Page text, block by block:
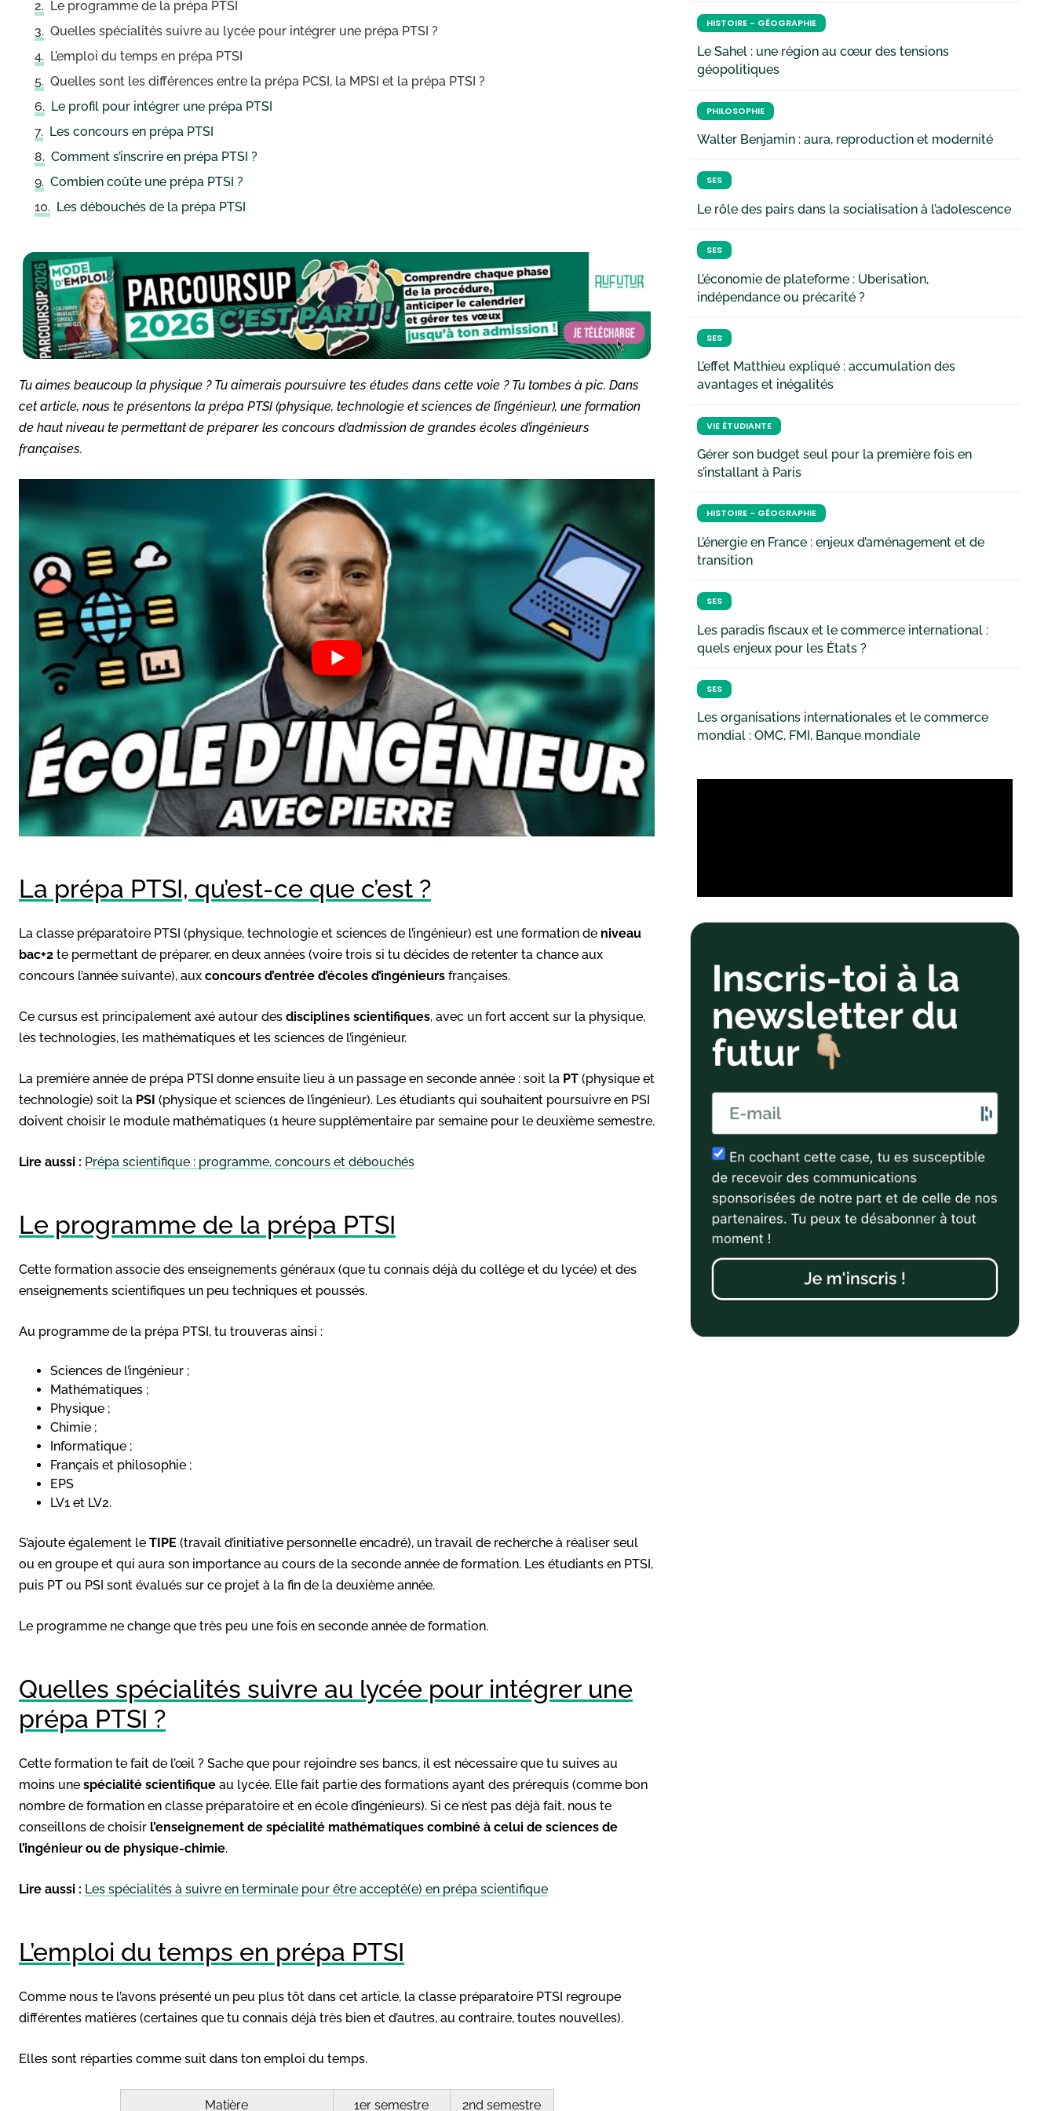
Le programme de la prépa PTSI
Quelles spécialités suivre au lycée pour intégrer une prépa PTSI ?
L’emploi du temps en prépa PTSI
Quelles sont les différences entre la prépa PCSI, la MPSI et la prépa PTSI ?
Le profil pour intégrer une prépa PTSI
Les concours en prépa PTSI
Comment s’inscrire en prépa PTSI ?
Combien coûte une prépa PTSI ?
Les débouchés de la prépa PTSI
Tu aimes beaucoup la physique ? Tu aimerais poursuivre tes études dans cette voie ? Tu tombes à pic. Dans
cet article, nous te présentons la prépa PTSI (physique, technologie et sciences de l’ingénieur), une formation
de haut niveau te permettant de préparer les concours d’admission de grandes écoles d’ingénieurs
françaises.
La prépa PTSI, qu’est-ce que c’est ?
La classe préparatoire PTSI (physique, technologie et sciences de l’ingénieur) est une formation de niveau
bac+2 te permettant de préparer, en deux années (voire trois si tu décides de retenter ta chance aux
concours l’année suivante), aux concours d’entrée d’écoles d’ingénieurs françaises.
Ce cursus est principalement axé autour des disciplines scientifiques, avec un fort accent sur la physique,
les technologies, les mathématiques et les sciences de l’ingénieur.
La première année de prépa PTSI donne ensuite lieu à un passage en seconde année : soit la PT (physique et
technologie) soit la PSI (physique et sciences de l’ingénieur). Les étudiants qui souhaitent poursuivre en PSI
doivent choisir le module mathématiques (1 heure supplémentaire par semaine pour le deuxième semestre.
Lire aussi : Prépa scientifique : programme, concours et débouchés
Le programme de la prépa PTSI
Cette formation associe des enseignements généraux (que tu connais déjà du collège et du lycée) et des
enseignements scientifiques un peu techniques et poussés.
Au programme de la prépa PTSI, tu trouveras ainsi :
Sciences de l’ingénieur ;
Mathématiques ;
Physique ;
Chimie ;
Informatique ;
Français et philosophie ;
EPS
LV1 et LV2.
S’ajoute également le TIPE (travail d’initiative personnelle encadré), un travail de recherche à réaliser seul
ou en groupe et qui aura son importance au cours de la seconde année de formation. Les étudiants en PTSI,
puis PT ou PSI sont évalués sur ce projet à la fin de la deuxième année.
Le programme ne change que très peu une fois en seconde année de formation.
Quelles spécialités suivre au lycée pour intégrer une
prépa PTSI ?
Cette formation te fait de l’œil ? Sache que pour rejoindre ses bancs, il est nécessaire que tu suives au
moins une spécialité scientifique au lycée. Elle fait partie des formations ayant des prérequis (comme bon
nombre de formation en classe préparatoire et en école d’ingénieurs). Si ce n’est pas déjà fait, nous te
conseillons de choisir l’enseignement de spécialité mathématiques combiné à celui de sciences de
l’ingénieur ou de physique-chimie.
Lire aussi : Les spécialités à suivre en terminale pour être accepté(e) en prépa scientifique
L’emploi du temps en prépa PTSI
Comme nous te l’avons présenté un peu plus tôt dans cet article, la classe préparatoire PTSI regroupe
différentes matières (certaines que tu connais déjà très bien et d’autres, au contraire, toutes nouvelles).
Elles sont réparties comme suit dans ton emploi du temps.
Matière 1er semestre 2nd semestre
HISTOIRE - GÉOGRAPHIE
Le Sahel : une région au cœur des tensions
géopolitiques
PHILOSOPHIE
Walter Benjamin : aura, reproduction et modernité
SES
Le rôle des pairs dans la socialisation à l’adolescence
SES
L’économie de plateforme : Uberisation,
indépendance ou précarité ?
SES
L’effet Matthieu expliqué : accumulation des
avantages et inégalités
VIE ÉTUDIANTE
Gérer son budget seul pour la première fois en
s’installant à Paris
HISTOIRE - GÉOGRAPHIE
L’énergie en France : enjeux d’aménagement et de
transition
SES
Les paradis fiscaux et le commerce international :
quels enjeux pour les États ?
SES
Les organisations internationales et le commerce
mondial : OMC, FMI, Banque mondiale